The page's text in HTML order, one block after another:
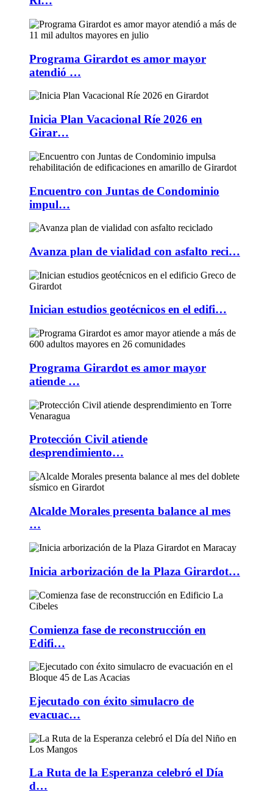
Programa Girardot es amor mayor
atendió …
Inicia Plan Vacacional Ríe 2026 en
Girar…
Encuentro con Juntas de Condominio
impul…
Avanza plan de vialidad con asfalto reci…
Inician estudios geotécnicos en el edifi…
Programa Girardot es amor mayor
atiende …
Protección Civil atiende
desprendimiento…
Alcalde Morales presenta balance al mes
…
Inicia arborización de la Plaza Girardot…
Comienza fase de reconstrucción en
Edifi…
Ejecutado con éxito simulacro de
evacuac…
La Ruta de la Esperanza celebró el Día
d…